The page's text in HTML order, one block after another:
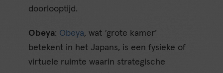
doorlooptijd.
Obeya: Obeya, wat ‘grote kamer’
betekent in het Japans, is een fysieke of
virtuele ruimte waarin strategische